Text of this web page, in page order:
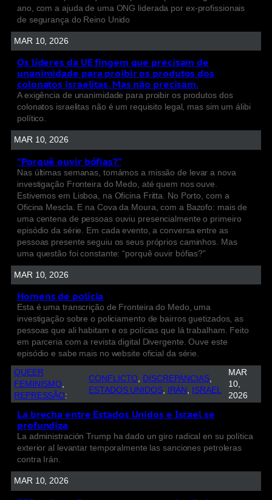
ano, com a ajuda de uma ONG liderada por ex-profissionais
de segurança do Reino Unido
MAR 10, 2026
Os líderes da UE fingem que precisam de
unanimidade para proibir os produtos dos
colonatos israelitas. Mas não precisam.
A exigência de unanimidade para proibir os produtos dos
colonatos israelitas não é um requisito legal, mas sim um álibi
político.
MAR 10, 2026
“Porquê ouvir bófias?”
Nas últimas semanas, tomámos a missão de levar a nova
investigação Fronteira do Medo, até quem nos ouve.
Estivemos em Lisboa, na Oficina Fritta. No Porto, com a
Oficina Mescla. E na Cova da Moura, com a Bazofo: mais de
uma centena de pessoas ouviu presencialmente o primeiro
episódio da série. Em cada evento, a conversa entre as
pessoas presente seguiu os seus próprios caminhos. Mas
uma questão foi constante: “porquê ouvir bófias?”
MAR 10, 2026
Homens de polícia
Esta é uma transcrição de Fronteira do Medo, uma
investigação sobre o policiamento de bairros guetizados, as
pessoas que ali habitam e os polícias que lá trabalham. Feito
em parceria com a revista digital Divergente. Ouve este
episódio e sabe mais no website oficial da série.
QUEER
FEMINISMO
REPRESSÃO:
CONFLICTO DISCREPANCIAS
ESTADOS UNIDOS, IRÁN ISRAEL
MAR
10,
2026
La brecha entre Estados Unidos e Israel se
profundiza
La administración Trump ha dado un giro radical en su política
exterior al levantar temporalmente las sanciones petroleras
contra Irán.
MAR 10, 2026